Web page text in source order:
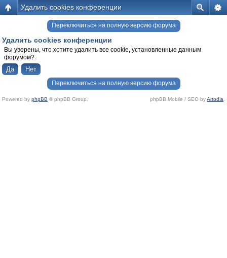
Удалить cookies конференции
Переключиться на полную версию форума
Удалить cookies конференции
Вы уверены, что хотите удалить все cookie, установленные данным
форумом?
Переключиться на полную версию форума
Powered by phpBB © phpBB Group. phpBB Mobile / SEO byArtodia